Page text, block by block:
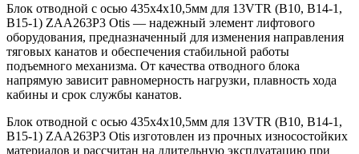
Блок отводной с осью 435х4х10,5мм для 13VTR (В10, В14-1,
В15-1) ZAA263P3 Otis — надежный элемент лифтового
оборудования, предназначенный для изменения направления
тяговых канатов и обеспечения стабильной работы
подъемного механизма. От качества отводного блока
напрямую зависит равномерность нагрузки, плавность хода
кабины и срок службы канатов.
Блок отводной с осью 435х4х10,5мм для 13VTR (В10, В14-1,
В15-1) ZAA263P3 Otis изготовлен из прочных износостойких
материалов и рассчитан на длительную эксплуатацию при